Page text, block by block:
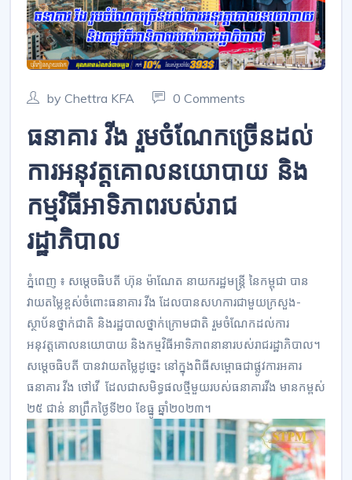
by Chettra KFA 0 Comments
ធនាគារ វីង រួមចំណែកច្រើនដល់
ការអនុវត្តគោលនយោបាយ និង
កម្មវិធីអាទិភាពរបស់រាជ
រដ្ឋាភិបាល
ភ្នំពេញ ៖ សម្តេចធិបតី ហ៊ុន ម៉ាណែត នាយករដ្ឋមន្រ្តី នៃកម្ពុជា បាន
វាយតម្លៃខ្ពស់ចំពោះធនាគារ វីង ដែលបានសហការជាមួយក្រសួង-
ស្ថាប័នថ្នាក់ជាតិ និងរដ្ឋបាលថ្នាក់ក្រោមជាតិ រួមចំណែកដល់ការ
អនុវត្តគោលនយោបាយ និងកម្មវិធីអាទិភាពនានារបស់រាជរដ្ឋាភិបាល។
សម្តេចធិបតី បានវាយតម្លៃដូច្នេះ នៅក្នុងពិធីសម្ពោធជាផ្លូវការអគារ
ធនាគារ វីង ថៅវើ ដែលជាសមិទ្ធផលថ្មីមួយរបស់ធនាគារវីង មានកម្ពស់
២៥ ជាន់ នាព្រឹកថ្ងៃទី២០ ខែធ្នូ ឆ្នាំ២០២៣។